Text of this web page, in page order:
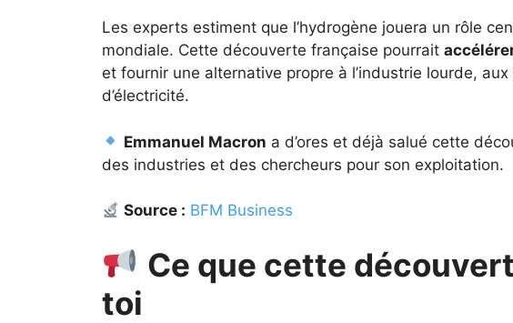
Les experts estiment que l’hydrogène jouera un rôle
mondiale. Cette découverte française pourrait
et fournir une alternative propre à l’industrie lourde,
d’électricité.
Emmanuel Macron a d’ores et déjà salué cette
des industries et des chercheurs pour son exploitation.
Source : BFM Business
Ce que cette
toi